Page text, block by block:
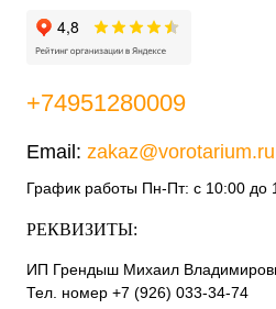
+74951280009
Email: zakaz@vorotarium.ru
График работы Пн-Пт: с 10:00 до
РЕКВИЗИТЫ:
ИП Грендыш Михаил
Тел. номер +7 (926) 033-34-74